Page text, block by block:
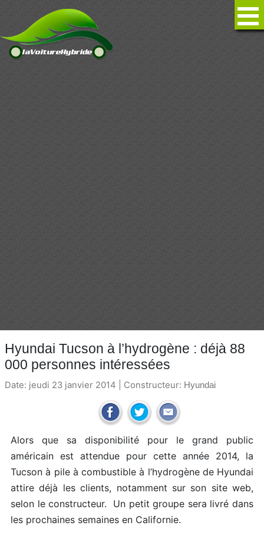
Hyundai Tucson à l’hydrogène : déjà 88
000 personnes intéressées
Date: jeudi 23 janvier 2014 | Constructeur: Hyundai
Alors que sa disponibilité pour le grand public
américain est attendue pour cette année 2014, la
Tucson à pile à combustible à l’hydrogène de Hyundai
attire déjà les clients, notamment sur son site web,
selon le constructeur. Un petit groupe sera livré dans
les prochaines semaines en Californie.